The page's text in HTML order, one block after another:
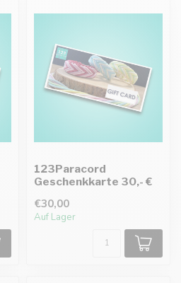
123Paracord
Geschenkkarte 30,- €
€30,00
Auf Lager